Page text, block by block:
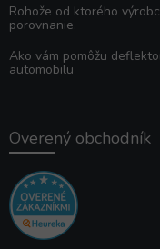
Rohože od ktorého
porovnanie.
Ako vám pomôžu
automobilu
Overený obchodník